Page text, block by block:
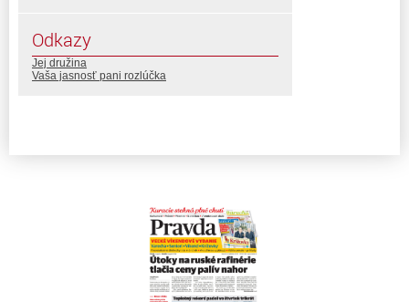
Odkazy
Jej družina
Vaša jasnosť pani rozlúčka